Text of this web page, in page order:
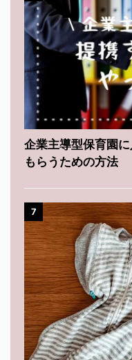
企業主導型保育園
もらうための方法
7